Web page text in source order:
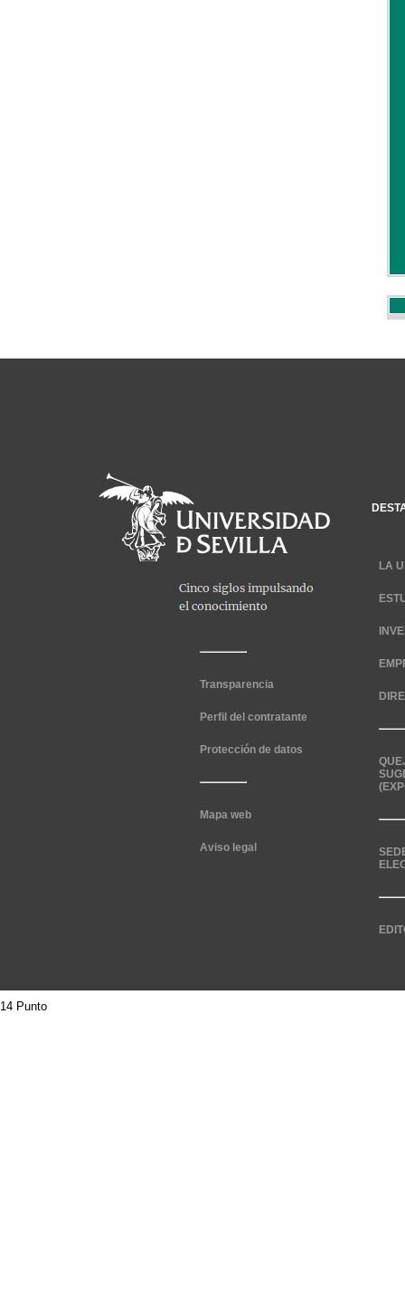
Transparencia
Perfil del contratante
Protección de datos
Mapa web
Aviso legal
LA
14 Punto